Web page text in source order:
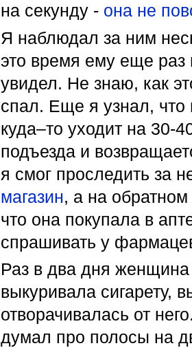
на секунду - она не
Я наблюдал за ним
это время ему еще раз
увидел. Не знаю, как
спал. Еще я узнал, что
куда–то уходит на 30-
подъезда и
я смог проследить за
магазин, а на обратном
что она покупала в
спрашивать у
Раз в два дня женщина
выкуривала сигарету,
отворачивалась от
думал про полосы на